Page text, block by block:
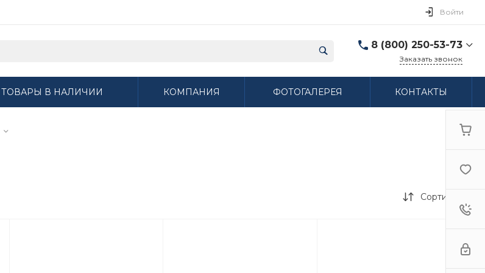
Войти
8 (800) 250-53-73
г. Нижний Новгород,
Заказать звонок
ТОВАРЫ В НАЛИЧИИ КОМПАНИЯ ФОТОГАЛЕРЕЯ КОНТАКТЫ
Сортировка